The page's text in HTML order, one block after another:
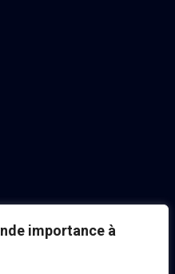
importance à